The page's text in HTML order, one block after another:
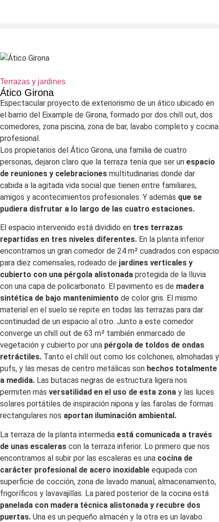
Terrazas y jardines
Ático Girona
Espectacular proyecto de exteriorismo de un ático ubicado en
el barrio del Eixample de Girona, formado por dos chill out, dos
comedores, zona piscina, zona de bar, lavabo completo y cocina
profesional.
Los propietarios del Ático Girona, una familia de cuatro
personas, dejaron claro que la terraza tenía que ser un espacio
de reuniones y celebraciones multitudinarias donde dar
cabida a la agitada vida social que tienen entre familiares,
amigos y acontecimientos profesionales. Y además que se
pudiera disfrutar a lo largo de las cuatro estaciones.
El espacio intervenido está dividido en tres terrazas
repartidas en tres niveles diferentes. En la planta inferior
encontramos un gran comedor de 24 m² cuadrados con espacio
para diez comensales, rodeado de jardines verticales y
cubierto con una pérgola alistonada protegida de la lluvia
con una capa de policarbonato. El pavimento es de madera
sintética de bajo mantenimiento de color gris. El mismo
material en el suelo se repite en todas las terrazas para dar
continuidad de un espacio al otro. Junto a este comedor
converge un chill out de 63 m² también enmarcado de
vegetación y cubierto por una pérgola de toldos de ondas
retráctiles. Tanto el chill out como los colchones, almohadas y
pufs, y las mesas de centro metálicas son hechos totalmente
a medida. Las butacas negras de estructura ligera nos
permiten más versatilidad en el uso de esta zona y las luces
solares portátiles de inspiración nipona y las farolas de formas
rectangulares nos aportan iluminación ambiental.
La terraza de la planta intermedia está comunicada a través
de unas escaleras con la terraza inferior. Lo primero que nos
encontramos al subir por las escaleras es una cocina de
carácter profesional de acero inoxidable equipada con
superficie de cocción, zona de lavado manual, almacenamiento,
frigoríficos y lavavajillas. La pared posterior de la cocina está
panelada con madera técnica alistonada y recubre dos
puertas. Una es un pequeño almacén y la otra es un lavabo